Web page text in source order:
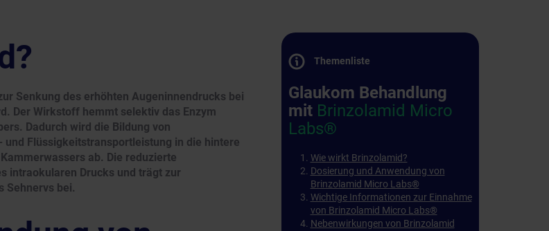
Senkung des erhöhten Augeninnendrucks bei
Der Wirkstoff hemmt selektiv das Enzym
Dadurch wird die Bildung von
Flüssigkeitstransportleistung in die hintere
ab. Die reduzierte
intraokularen Drucks und trägt zur
Sehnervs bei.
Themenliste
Glaukom Behandlung
mit Brinzolamid Micro
Labs®
Wie wirkt Brinzolamid?
Dosierung und Anwendung von
Brinzolamid Micro Labs®
Wichtige Informationen zur Einnahme
von Brinzolamid Micro Labs®
Nebenwirkungen von Brinzolamid